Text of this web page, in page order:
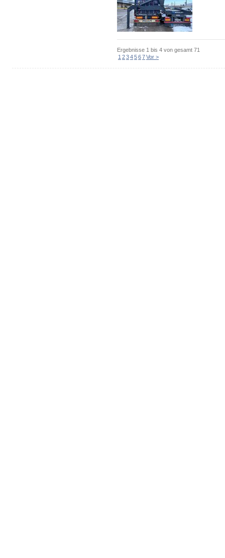
Ergebnisse 1 bis 4 von gesamt 71
1 234567Vor >